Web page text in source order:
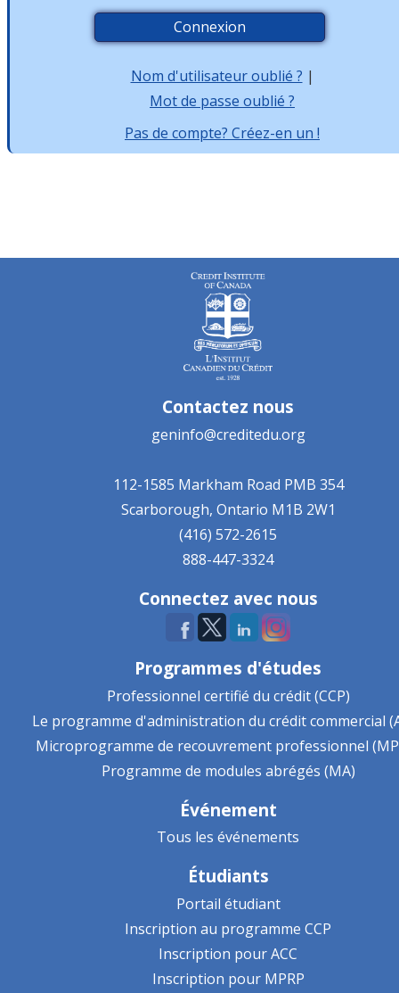
Nom d'utilisateur oublié ? |
Mot de passe oublié ?
Pas de compte? Créez-en un !
Contactez nous
geninfo@creditedu.org
112-1585 Markham Road PMB 354
Scarborough, Ontario M1B 2W1
(416) 572-2615
888-447-3324
Connectez avec nous
Programmes d'études
Professionnel certifié du crédit (CCP)
Le programme d'administration du crédit commercial
Microprogramme de recouvrement professionnel
Programme de modules abrégés (MA)
Événement
Tous les événements
Étudiants
Portail étudiant
Inscription au programme CCP
Inscription pour ACC
Inscription pour MPRP